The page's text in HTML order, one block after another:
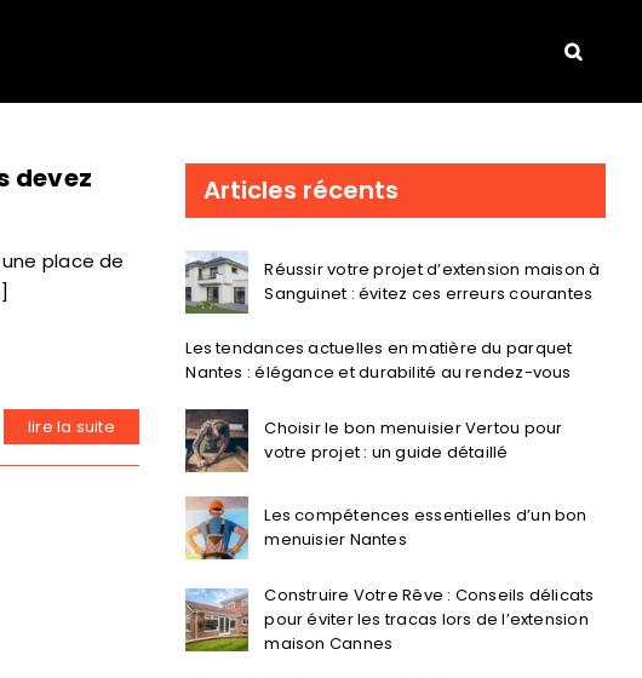
devez
place de
lire la suite
Articles récents
Réussir votre projet d’extension maison à
Sanguinet : évitez ces erreurs courantes
Les tendances actuelles en matière du parquet
Nantes : élégance et durabilité au rendez-vous
Choisir le bon menuisier Vertou pour
votre projet : un guide détaillé
Les compétences essentielles d’un bon
menuisier Nantes
Construire Votre Rêve : Conseils délicats
pour éviter les tracas lors de l’extension
maison Cannes